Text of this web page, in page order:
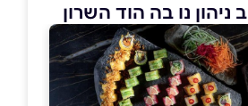
נו בה הוד השרון